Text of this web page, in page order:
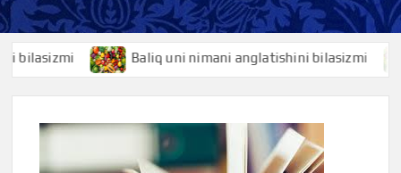
Baliq uni nimani anglatishini bilasizmi